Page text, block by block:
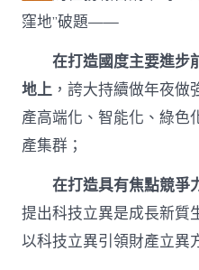
窪地”破題——
在打造國度主要進步
地上 ，誇大持續做年夜
產高端化、智能化、綠色
產集群；
在打造具有焦點競爭
提出科技立異是成長新質
以科技立異引領財產立異